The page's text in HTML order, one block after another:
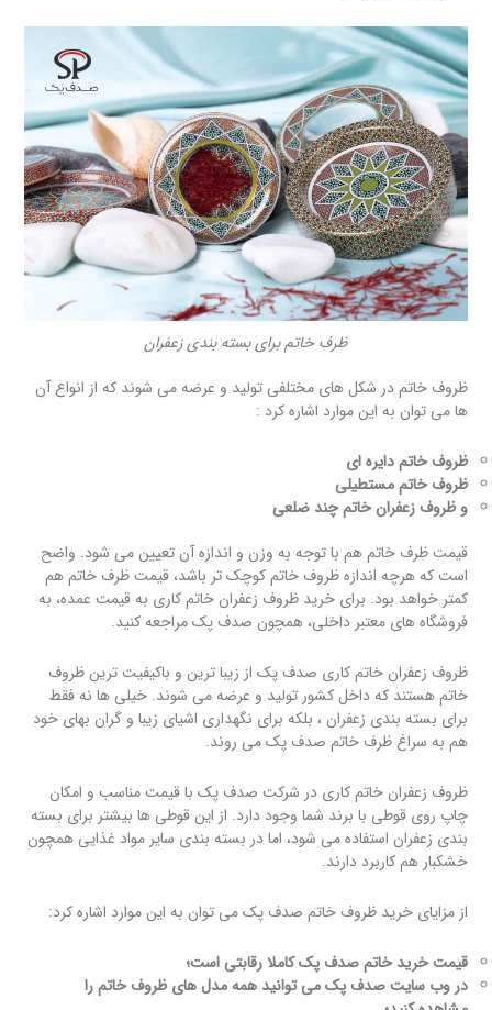
ظرف خاتم برای بسته بندی زعفران
ظروف خاتم در شکل های مختلفی تولید و عرضه می شوند که از انواع آن
ها می توان به این موارد اشاره کرد :
ظروف خاتم دایره ای
ظروف خاتم مستطیلی
و ظروف زعفران خاتم چند ضلعی
قیمت ظرف خاتم هم با توجه به وزن و اندازه آن تعیین می شود. واضح
است که هرچه اندازه ظروف خاتم کوچک تر باشد، قیمت ظرف خاتم هم
کمتر خواهد بود. برای خرید ظروف زعفران خاتم کاری به قیمت عمده، به
فروشگاه های معتبر داخلی، همچون صدف پک مراجعه کنید.
ظروف زعفران خاتم کاری صدف پک از زیبا ترین و باکیفیت ترین ظروف
خاتم هستند که داخل کشور تولید و عرضه می شوند. خیلی ها نه فقط
برای بسته بندی زعفران ، بلکه برای نگهداری اشیای زیبا و گران بهای خود
هم به سراغ ظرف خاتم صدف پک می روند.
ظروف زعفران خاتم کاری در شرکت صدف پک با قیمت مناسب و امکان
چاپ روی قوطی با برند شما وجود دارد. از این قوطی ها بیشتر برای بسته
بندی زعفران استفاده می شود، اما در بسته بندی سایر مواد غذایی همچون
خشکبار هم کاربرد دارند.
از مزایای خرید ظروف خاتم صدف پک می توان به این موارد اشاره کرد:
قیمت خرید خاتم صدف پک کاملا رقابتی است؛
در وب سایت صدف پک می توانید همه مدل های ظروف خاتم را